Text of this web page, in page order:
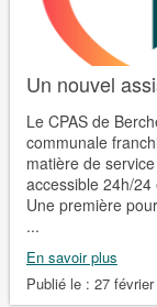
Un nouvel
Le CPAS de
communale
matière de
accessible 24h/
Une première
...
En savoir plus
Publié le : 27